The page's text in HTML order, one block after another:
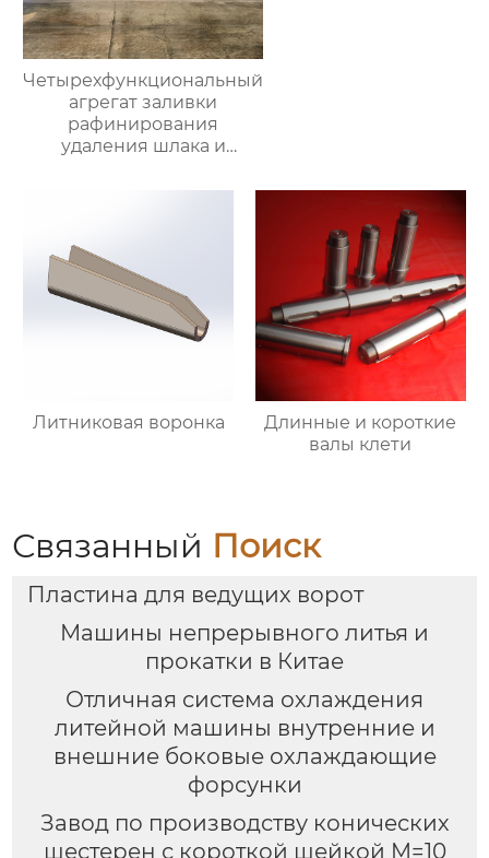
Четырехфункциональный
агрегат заливки
рафинирования
удаления шлака и
Литниковая воронка
Длинные и короткие
валы клети
Связанный Поиск
Пластина для ведущих ворот
Машины непрерывного литья и
прокатки в Китае
Отличная система охлаждения
литейной машины внутренние и
внешние боковые охлаждающие
форсунки
Завод по производству конических
шестерен с короткой шейкой M=10